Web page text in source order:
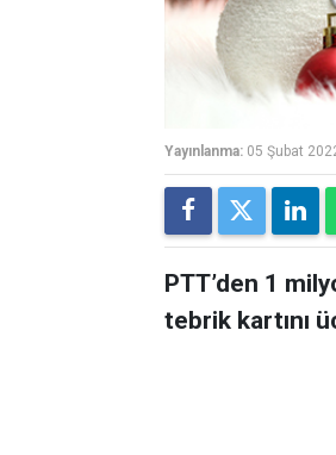
Yayınlanma: 05 Şubat
PTT’den 1
tebrik kartını